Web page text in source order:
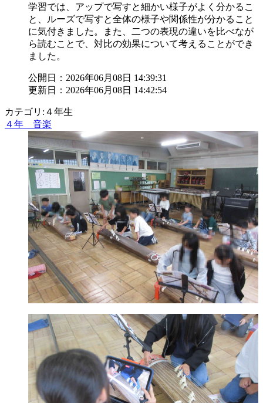
学習では、アップで写すと細かい様子がよく分かるこ
と、ルーズで写すと全体の様子や関係性が分かること
に気付きました。また、二つの表現の違いを比べなが
ら読むことで、対比の効果について考えることができ
ました。
公開日：2026年06月08日 14:39:31
更新日：2026年06月08日 14:42:54
カテゴリ:４年生
４年 音楽